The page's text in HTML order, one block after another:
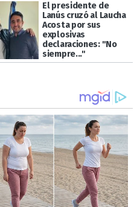
El presidente de
Lanús cruzó al Laucha
Acosta por sus
explosivas
declaraciones: "No
siempre..."